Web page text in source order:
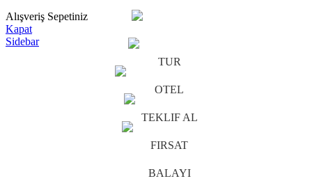
Alışveriş Sepetiniz
Kapat
Sidebar
TUR
OTEL
TEKLIF AL
FIRSAT
BALAYI